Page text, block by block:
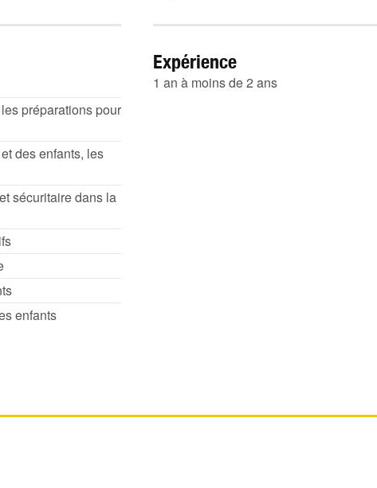
préparations pour
des enfants, les
sécuritaire dans la
enfants
Expérience
1 an à moins de 2 ans